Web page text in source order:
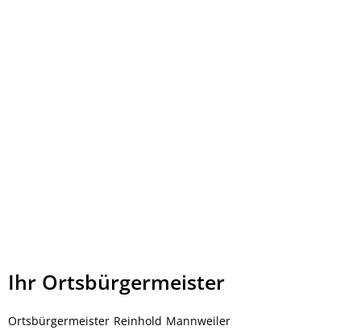
Ihr Ortsbürgermeister
Ortsbürgermeister Reinhold Mannweiler